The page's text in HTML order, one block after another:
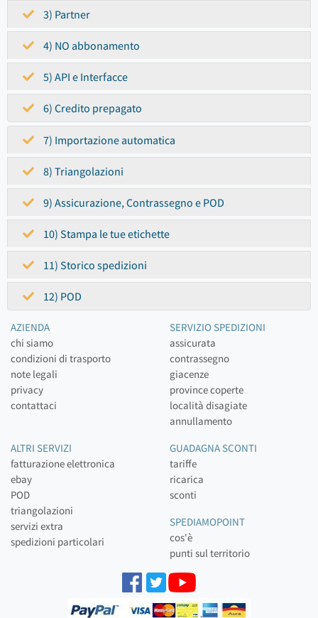
3) Partner
4) NO abbonamento
5) API e Interfacce
6) Credito prepagato
7) Importazione automatica
8) Triangolazioni
9) Assicurazione, Contrassegno e POD
10) Stampa le tue etichette
11) Storico spedizioni
12) POD
AZIENDA
chi siamo
condizioni di trasporto
note legali
privacy
contattaci
SERVIZIO SPEDIZIONI
assicurata
contrassegno
giacenze
province coperte
località disagiate
annullamento
ALTRI SERVIZI
fatturazione elettronica
ebay
POD
triangolazioni
servizi extra
spedizioni particolari
GUADAGNA SCONTI
tariffe
ricarica
sconti
SPEDIAMOPOINT
cos'è
punti sul territorio